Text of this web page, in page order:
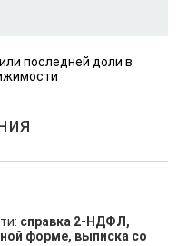
последней доли в
справка 2-НДФЛ,
форме, выписка со